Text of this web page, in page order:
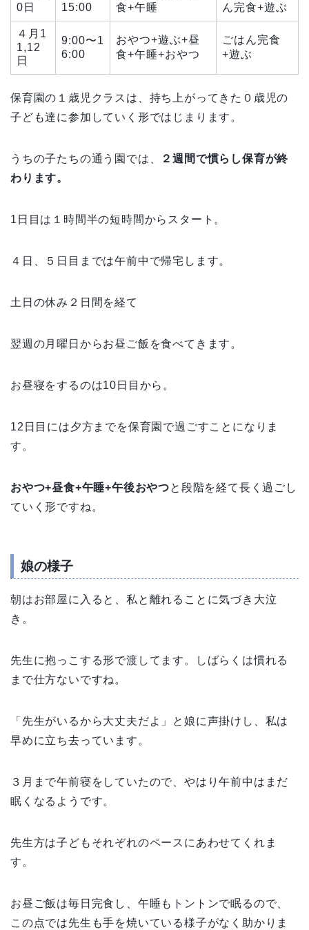
0日
15:00
食+午睡
ん完食+遊ぶ
４月1
1,12
日
9:00〜1
6:00
おやつ+遊ぶ+昼
食+午睡+おやつ
ごはん完食
+遊ぶ
保育園の１歳児クラスは、持ち上がってきた０歳児の
子ども達に参加していく形ではじまります。
うちの子たちの通う園では、
２週間で慣らし保育が終
わります。
1日目は１時間半の短時間からスタート。
４日、５日目までは午前中で帰宅します。
土日の休み２日間を経て
翌週の月曜日からお昼ご飯を食べてきます。
お昼寝をするのは10日目から。
12日目には夕方までを保育園で過ごすことになりま
す。
おやつ+昼食+午睡+午後おやつと段階を経て長く過ごし
ていく形ですね。
娘の様子
朝はお部屋に入ると、私と離れることに気づき大泣
き。
先生に抱っこする形で渡してます。しばらくは慣れる
まで仕方ないですね。
「先生がいるから大丈夫だよ」と娘に声掛けし、私は
早めに立ち去っています。
３月まで午前寝をしていたので、やはり午前中はまだ
眠くなるようです。
先生方は子どもそれぞれのペースにあわせてくれま
す。
お昼ご飯は毎日完食し、午睡もトントンで眠るので、
この点では先生も手を焼いている様子がなく助かりま